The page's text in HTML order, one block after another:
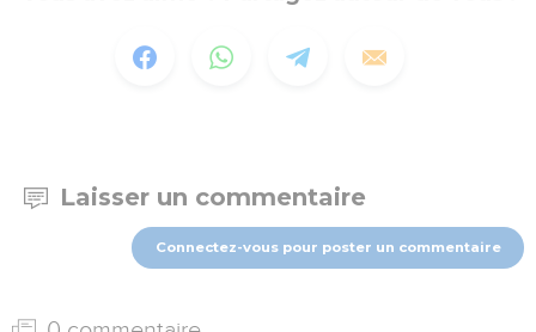
Laisser un commentaire
Connectez-vous pour poster un commentaire